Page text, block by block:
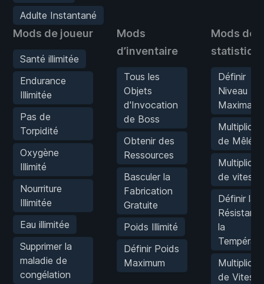
Adulte Instantané
Mods de joueur
Santé illimitée
Endurance
Illimitée
Pas de
Torpidité
Oxygène
Illimité
Nourriture
Illimitée
Eau illimitée
Supprimer la
maladie de
congélation
Mods
d’inventaire
Tous les
Objets
d'Invocation
de Boss
Obtenir des
Ressources
Basculer la
Fabrication
Gratuite
Poids Illimité
Définir Poids
Maximum
Mods de
Définir
Niveau
Maximal
de Mêlée
de vitesse
Définir la
la
de Vitesse